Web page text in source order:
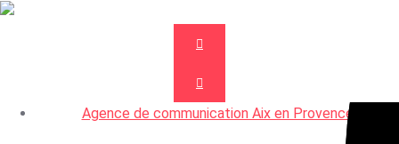
Agence de communication Aix en Provence